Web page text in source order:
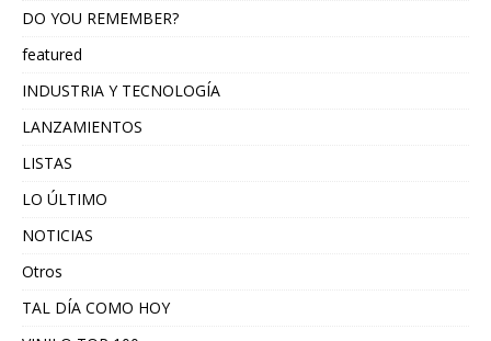
DO YOU REMEMBER?
featured
INDUSTRIA Y TECNOLOGÍA
LANZAMIENTOS
LISTAS
LO ÚLTIMO
NOTICIAS
Otros
TAL DÍA COMO HOY